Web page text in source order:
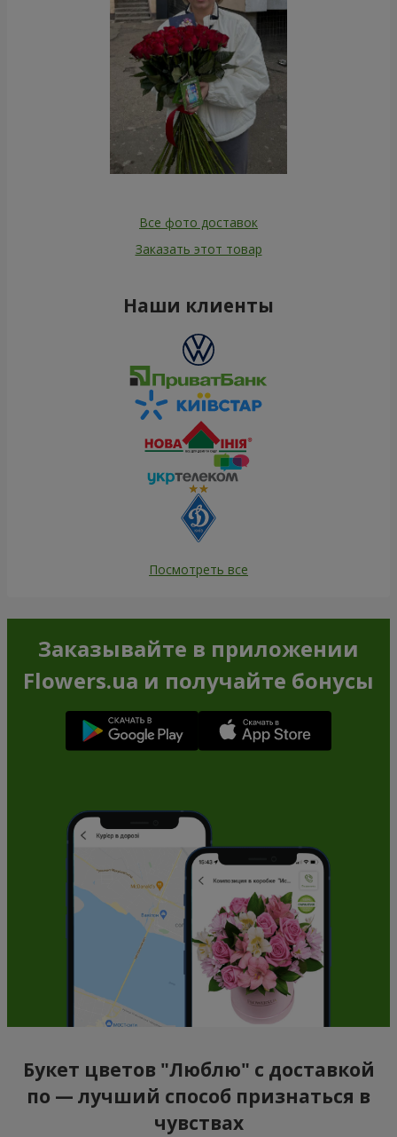
Все фото доставок
Заказать этот товар
Наши клиенты
Посмотреть все
Заказывайте в приложении
Flowers.ua и получайте бонусы
Букет цветов "Люблю" с доставкой
по — лучший способ признаться в
чувствах